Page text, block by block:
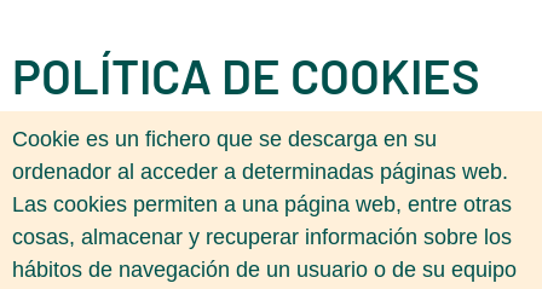
POLÍTICA DE COOKIES
Cookie es un fichero que se descarga en su
ordenador al acceder a determinadas páginas web.
Las cookies permiten a una página web, entre otras
cosas, almacenar y recuperar información sobre los
hábitos de navegación de un usuario o de su equipo